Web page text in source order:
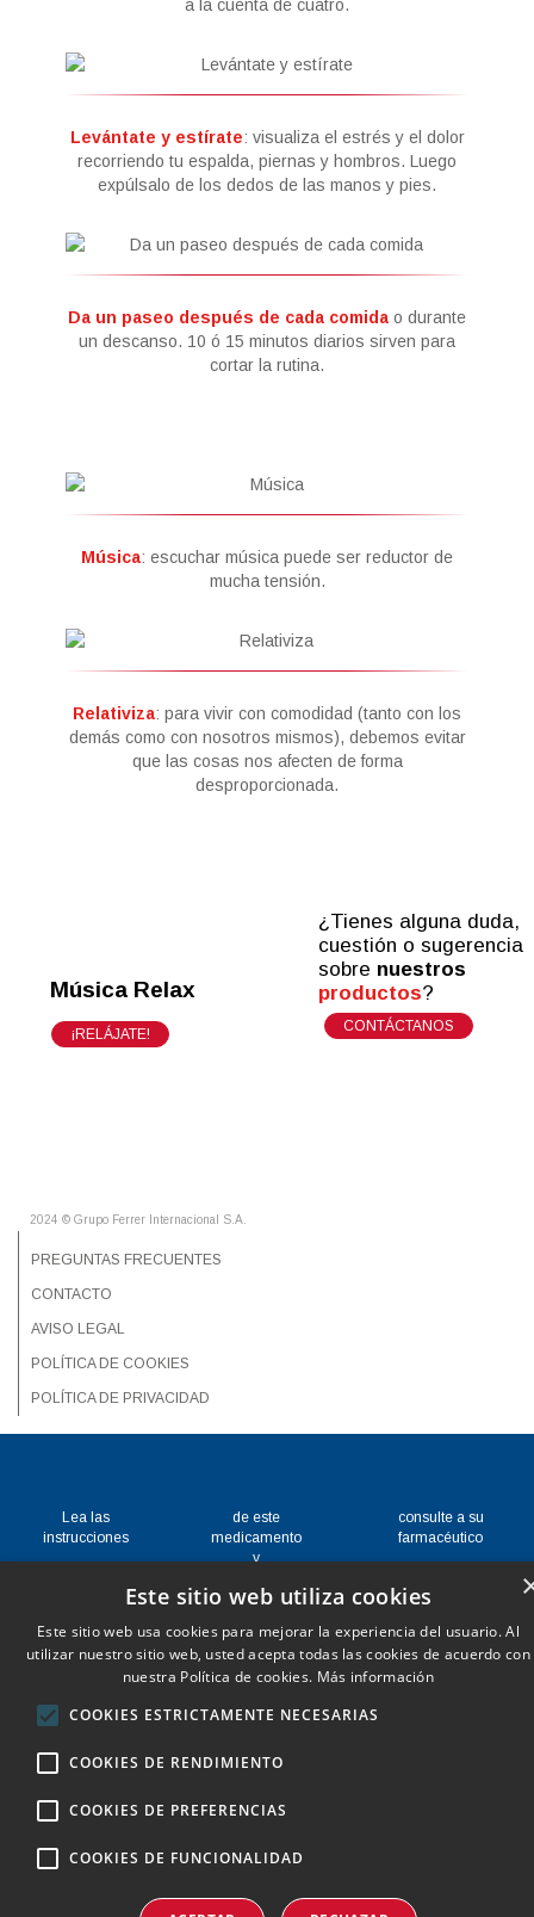
a la cuenta de cuatro.
Levántate y estírate: visualiza el estrés y el dolor
recorriendo tu espalda, piernas y hombros. Luego
expúlsalo de los dedos de las manos y pies.
Da un paseo después de cada comida o durante
un descanso. 10 ó 15 minutos diarios sirven para
cortar la rutina.
Música: escuchar música puede ser reductor de
mucha tensión.
Relativiza: para vivir con comodidad (tanto con los
demás como con nosotros mismos), debemos evitar
que las cosas nos afecten de forma
desproporcionada.
Música Relax
¡RELÁJATE!
¿Tienes alguna duda,
cuestión o sugerencia
sobre nuestros
productos?
CONTÁCTANOS
2024 © Grupo Ferrer Internacional S.A.
PREGUNTAS FRECUENTES
CONTACTO
AVISO LEGAL
POLÍTICA DE COOKIES
POLÍTICA DE PRIVACIDAD
Lea las
instrucciones
de este
medicamento
y
consulte a su
farmacéutico
Este sitio web utiliza cookies
Este sitio web usa cookies para mejorar la experiencia del usuario. Al
utilizar nuestro sitio web, usted acepta todas las cookies de acuerdo con
nuestra Política de cookies. Más información
COOKIES ESTRICTAMENTE NECESARIAS
COOKIES DE RENDIMIENTO
COOKIES DE PREFERENCIAS
COOKIES DE FUNCIONALIDAD